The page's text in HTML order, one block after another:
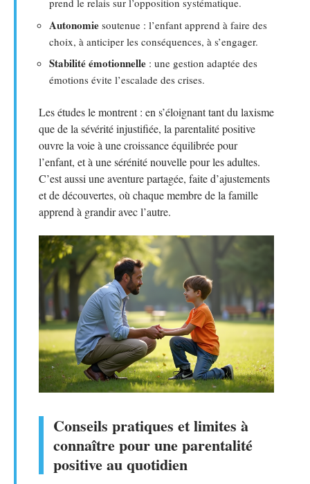
prend le relais sur l’opposition systématique.
Autonomie soutenue : l’enfant apprend à faire des
choix, à anticiper les conséquences, à s’engager.
Stabilité émotionnelle : une gestion adaptée des
émotions évite l’escalade des crises.
Les études le montrent : en s’éloignant tant du laxisme
que de la sévérité injustifiée, la parentalité positive
ouvre la voie à une croissance équilibrée pour
l’enfant, et à une sérénité nouvelle pour les adultes.
C’est aussi une aventure partagée, faite d’ajustements
et de découvertes, où chaque membre de la famille
apprend à grandir avec l’autre.
Conseils pratiques et limites à
connaître pour une parentalité
positive au quotidien